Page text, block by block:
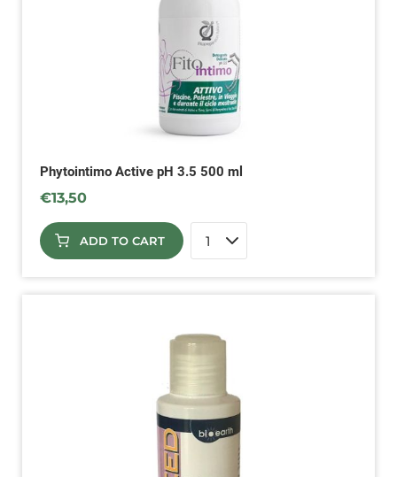
Phytointimo Active pH 3.5 500 ml
€13,50
ADD TO CART